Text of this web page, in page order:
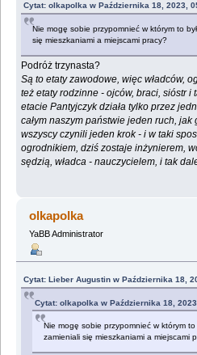
Cytat: olkapolka w Października 18, 2023,
Nie mogę sobie przypomnieć w którym to
się mieszkaniami a miejscami pracy?
Podróż trzynasta?
Są to etaty zawodowe, więc władców,
też etaty rodzinne - ojców, braci, sióstr i
etacie Pantyjczyk działa tylko przez
całym naszym państwie jeden ruch, jak
wszyscy czynili jeden krok - i w taki
ogrodnikiem, dziś zostaje inżynierem,
sędzią, władca - nauczycielem, i tak
olkapolka
YaBB Administrator
Cytat: Lieber Augustin w Października 18,
Cytat: olkapolka w Października 18,
Nie mogę sobie przypomnieć w którym
zamieniali się mieszkaniami a miejscami